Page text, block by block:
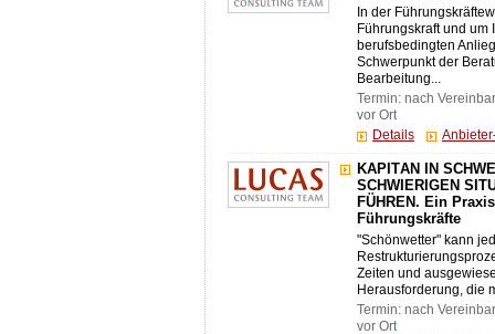
In der
Führungskraft und
berufsbedingten
Schwerpunkt der
Bearbeitung...
Termin: nach
vor Ort
Details
KAPITÄN IN
SCHWIERIGEN
FÜHREN. Ein
Führungskräfte
"Schönwetter" kann
Zeiten und
Herausforderung, die
Termin: nach
vor Ort